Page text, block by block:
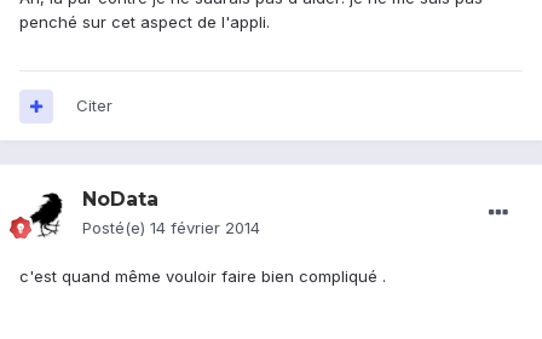
penché sur cet aspect de l'appli.
Citer
NoData
Posté(e) 14 février 2014
c'est quand même vouloir faire bien compliqué .